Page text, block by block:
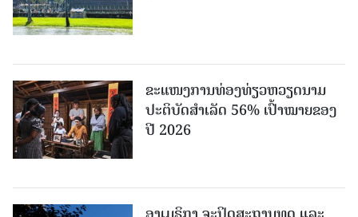
ຂະ​ແໜງ​ການ​ທ່ອງ​ທ່ຽວຫວຽດນາມ ​
ປະ​ຕິ​ບັດ​ສຳ​ເລັດ 56% ເປົ້າ​ໝາຍຂອງ
ປີ 2026